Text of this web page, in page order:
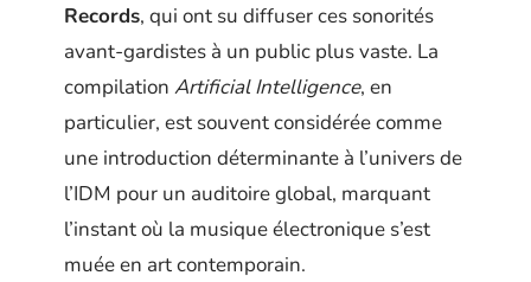
Records, qui ont su diffuser ces sonorités
avant-gardistes à un public plus vaste. La
compilation Artificial Intelligence, en
particulier, est souvent considérée comme
une introduction déterminante à l’univers de
l’IDM pour un auditoire global, marquant
l’instant où la musique électronique s’est
muée en art contemporain.